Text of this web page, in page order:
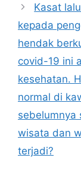
Kasat
kepada
hendak
covid-19 ini
kesehatan.
normal di
sebelumnya
wisata dan
terjadi?